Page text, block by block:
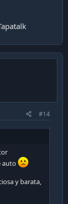
Duster
#14
auto
y barata,